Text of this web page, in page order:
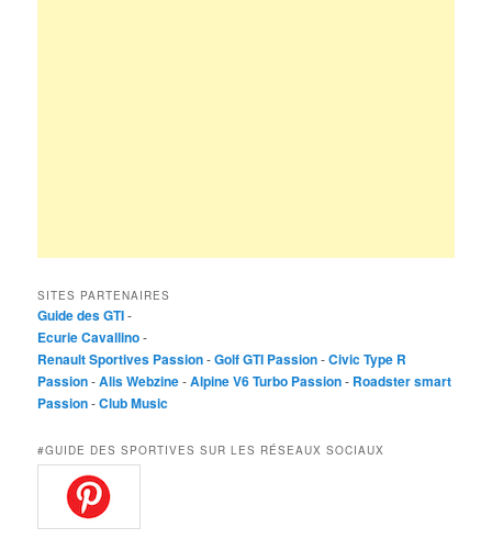
SITES PARTENAIRES
Guide des GTI-
Ecurie Cavallino-
Renault Sportives Passion-Golf GTI Passion-Civic Type R
Passion-Alis Webzine-Alpine V6 Turbo Passion- Roadster smart
Passion-Club Music
#GUIDE DES SPORTIVES SUR LES RÉSEAUX SOCIAUX